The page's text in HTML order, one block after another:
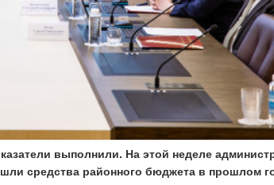
выполнили. На этой неделе
средства районного бюджета в прошлом